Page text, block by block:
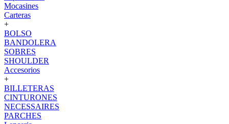
Mocasines
Carteras
+
BOLSO
BANDOLERA
SOBRES
SHOULDER
Accesorios
+
BILLETERAS
CINTURONES
NECESSAIRES
PARCHES